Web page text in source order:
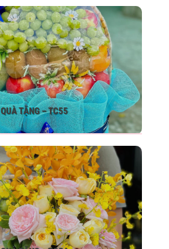
QUÀ TẶNG – TC55